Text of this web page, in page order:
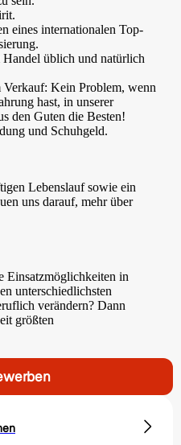
eines internationalen Top-
üblich und natürlich
Kein Problem, wenn
hast, in unserer
den Guten die Besten!
und Schuhgeld.
Lebenslauf sowie ein
uns darauf, mehr über
Einsatzmöglichkeiten in
unterschiedlichsten
verändern? Dann
größten